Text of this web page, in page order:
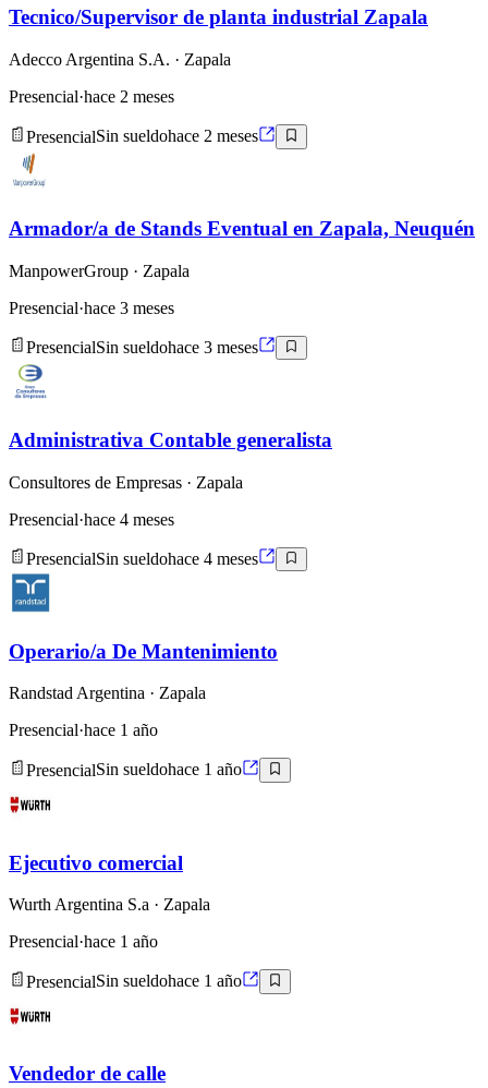
Tecnico/Supervisor de planta industrial Zapala
Adecco Argentina S.A. · Zapala
Presencial·hace 2 meses
PresencialSin sueldohace 2 meses
Armador/a de Stands Eventual en Zapala, Neuquén
ManpowerGroup · Zapala
Presencial·hace 3 meses
PresencialSin sueldohace 3 meses
Administrativa Contable generalista
Consultores de Empresas · Zapala
Presencial·hace 4 meses
PresencialSin sueldohace 4 meses
Operario/a De Mantenimiento
Randstad Argentina · Zapala
Presencial·hace 1 año
PresencialSin sueldohace 1 año
Ejecutivo comercial
Wurth Argentina S.a · Zapala
Presencial·hace 1 año
PresencialSin sueldohace 1 año
Vendedor de calle